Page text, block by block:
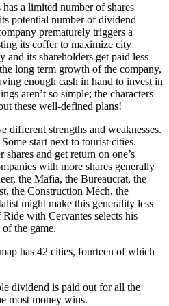
a limited number of shares
potential number of dividend
prematurely triggers a
its coffer to maximize city
and its shareholders get paid less
long term growth of the company,
enough cash in hand to invest in
aren’t so simple; the characters
these well-defined plans!
different strengths and weaknesses.
start next to tourist cities.
and get return on one’s
with more shares generally
the Mafia, the Bureaucrat, the
the Construction Mech, the
might make this generality less
with Cervantes selects his
the game.
has 42 cities, fourteen of which
dividend is paid out for all the
most money wins.